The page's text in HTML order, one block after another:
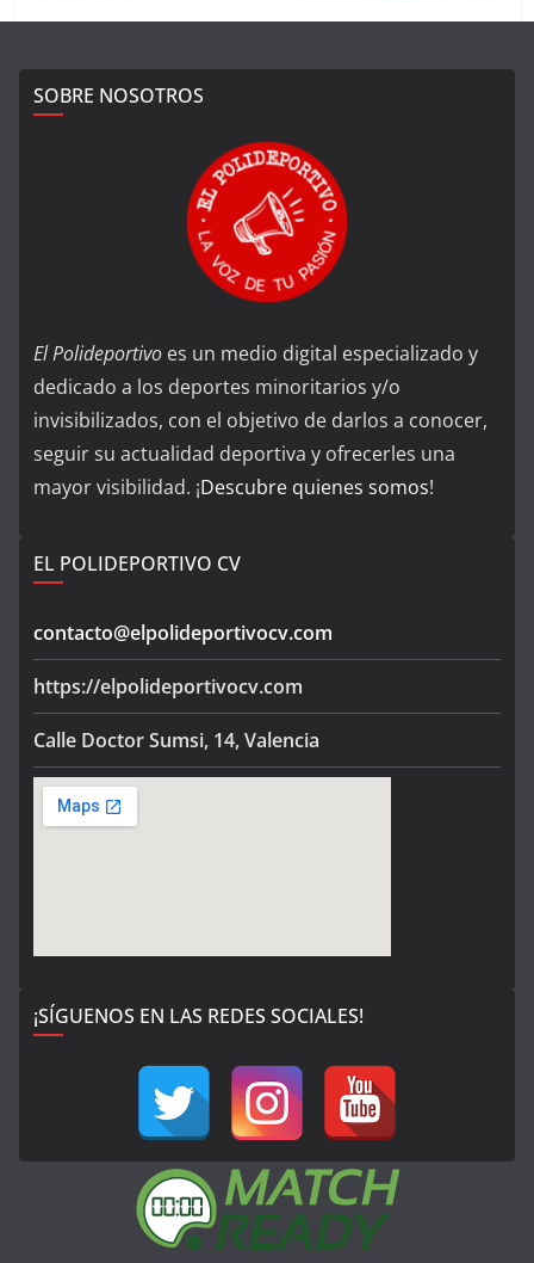
SOBRE NOSOTROS
El Polideportivo es un medio digital especializado y
dedicado a los deportes minoritarios y/o
invisibilizados, con el objetivo de darlos a conocer,
seguir su actualidad deportiva y ofrecerles una
mayor visibilidad. ¡Descubre quienes somos!
EL POLIDEPORTIVO CV
contacto@elpolideportivocv.com
https://elpolideportivocv.com
Calle Doctor Sumsi, 14, Valencia
¡SÍGUENOS EN LAS REDES SOCIALES!